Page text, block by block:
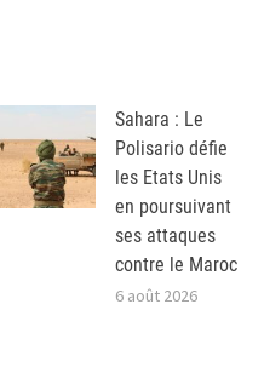
Sahara : Le
Polisario défie
les Etats Unis
en poursuivant
ses attaques
contre le Maroc
6 août 2026